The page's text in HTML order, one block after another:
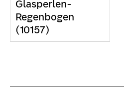
Glasperlen-
Regenbogen
(10157)